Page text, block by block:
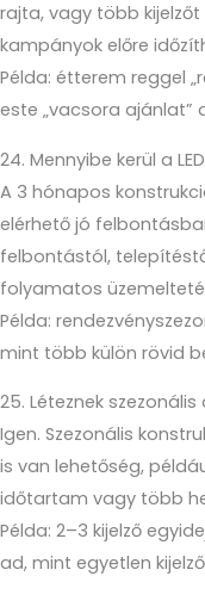
rajta, vagy több kijelzőt
kampányok előre
Példa: étterem reggel
este „vacsora ajánlat”
24. Mennyibe kerül a
A 3 hónapos
elérhető jó
felbontástól,
folyamatos
Példa:
mint több külön rövid
25. Léteznek szezonális
Igen. Szezonális
is van lehetőség,
időtartam vagy több
Példa: 2–3 kijelző
ad, mint egyetlen